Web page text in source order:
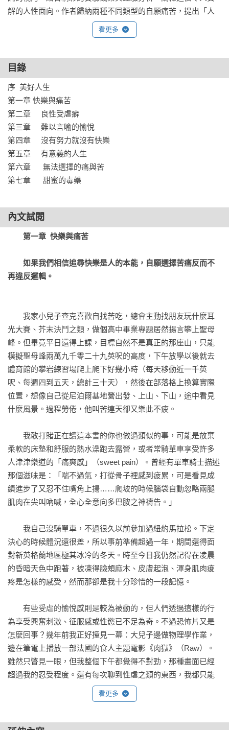
解的人性面向。作者歸納兩種不同類型的自願痛苦，提出「人
如何從負面經驗中得到快樂」的生動論述：為了追尋更大的愉
悅而受苦；以及為了追尋生命意義而受苦。
作者主張，在快樂和痛苦之間，有一個完美平衡的「甜蜜
點」，那種苦中帶樂的體驗讓人神往，還能促進人與人的連
結、作為社群團結和愛的來源、反映心靈深處的感受。而理解
痛苦，思考什麼能帶給我們愉悅和滿足，我們會更正確地認識
自己，更能夠掌控自己的生活。
☆挑戰你對美好生活的想像。絲絲入扣，條分縷析，保羅．布
倫為痛苦與快樂的關係做了迷人的論證，替毒性正能量注入令
人振奮的解藥。
☆保羅．布倫總是可以顛覆你對於人性的假設。這一次他探究
人的痛苦與快樂，提出永恆的大哉問：生命的意義是什麼？別
——報暢銷作家蘇珊．坎恩Susan Cain
為人類這個物種最奇怪的愉悅形式提供了趣味和理論兼具的說
明。這本書絕對可以打中你。
——耶魯大學心理學教授羅莉．桑托斯 Laurie Santos
☆保羅．布倫對洞察人性的悖論別具天賦，提出深刻又充分的
解釋。在這本引人入勝的書中他再展長才，這次主題是令人費
解的自虐傾向。
——哈佛大學心理學教授史迪芬．平克Steven Pinker
☆獨創、有趣、鞭辟入裡。保羅．布倫對於人為什麼有時候會
尋求悲傷、恐懼與痛苦的論述，讀來讓人興味盎然。拿起你的
螢光筆，排開時間，因為一旦打開這本書，你就無法放下它。
——哈佛大學心理學教授丹尼爾．吉爾伯特Daniel Gilbert
☆優美的文筆和清晰的論證，讓人聯想到麥可．桑德爾和瑪
——柯克斯書評Kirkus Reviews
☆寫得跟說的一樣精彩，讓人想要一探究竟……好讀又好懂，
回味無窮。
——哈潑雜誌Harpers Magazine
看更多
目錄
序  美好人生
第一章 快樂與痛苦
第二章     良性受虐癖
第三章     難以言喻的愉悅
第四章     沒有努力就沒有快樂
第五章     有意義的人生
第六章      無法選擇的痛與苦
第七章      甜蜜的毒藥
內文試閱
第一章  快樂與痛苦
如果我們相信追尋快樂是人的本能，自願選擇苦痛反而不
再違反邏輯。
我家小兒子查克喜歡自找苦吃，總會主動找朋友玩什麼耳
光大賽、芥末決鬥之類，做個高中畢業專題居然揚言攀上聖母
峰。但畢竟平日還得上課，目標自然不是真正的那座山，只能
模擬聖母峰兩萬九千零二十九英呎的高度，下午放學以後就去
體育館的攀岩練習場爬上爬下好幾小時（每天移動近一千英
呎、每週四到五天，總計三十天），然後在部落格上換算實際
位置，想像自己從尼泊爾基地營出發、上山、下山，途中看見
什麼風景。過程勞倦，他叫苦連天卻又樂此不疲。
我敢打賭正在讀這本書的你也做過類似的事，可能是放棄
柔軟的床墊和舒服的熱水澡跑去露營，或者常騎單車享受許多
人津津樂道的「痛爽感」（sweet pain）。曾經有單車騎士描述
那個滋味是：「喘不過氣，打從骨子裡感到疲累，可是看見成
績進步了又忍不住嘴角上揚……爬坡的時候腦袋自動忽略兩腿
肌肉在尖叫吶喊，全心全意向多巴胺之神禱告。」
我自己沒騎單車，不過很久以前參加過紐約馬拉松。下定
決心的時候體況還很差，所以事前準備超過一年，期間還得面
對新英格蘭地區極其冰冷的冬天。時至今日我仍然記得在凌晨
的昏暗天色中跑著，被凍得臉頰麻木、皮膚起泡、渾身肌肉痠
疼是怎樣的感受，然而那卻是我十分珍惜的一段記憶。
有些受虐的愉悅感則是較為被動的，但人們透過這樣的行
為享受興奮刺激、征服感或性慾已不足為奇。不過恐怖片又是
怎麼回事？幾年前我正好撞見一幕：大兒子邊做物理學作業，
邊在筆電上播放一部法國的食人主題電影《肉獄》（Raw）。
雖然只瞥見一眼，但我整個下午都覺得不對勁，那種畫面已經
超過我的忍受程度。還有每次聊到性虐之類的東西，我都只能
r/wince的討論區，如其名看了會讓人忍不住臉部肌肉抽搐。我
看更多